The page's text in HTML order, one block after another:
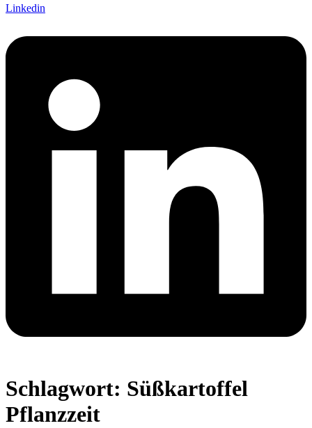
Linkedin
Schlagwort: Süßkartoffel
Pflanzzeit